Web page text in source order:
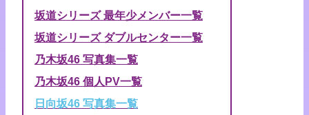
坂道シリーズ 最年少メンバー一覧
坂道シリーズ ダブルセンター一覧
乃木坂46 写真集一覧
乃木坂46 個人PV一覧
日向坂46 写真集一覧